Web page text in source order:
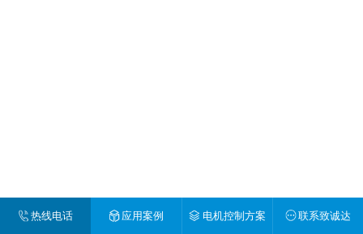
热线电话 应用案例 电机控制方案 联系致诚达